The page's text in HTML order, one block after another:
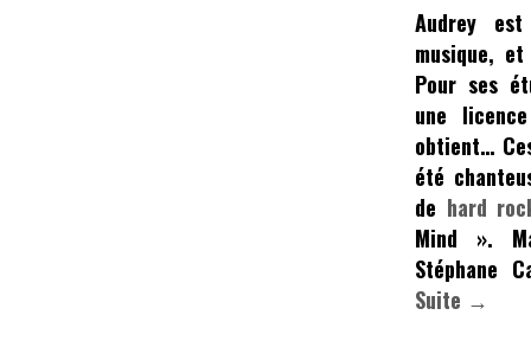
Audrey
musique,
Pour ses
une
obtient…
été
de hard
Mind ».
Stéphane
Suite →